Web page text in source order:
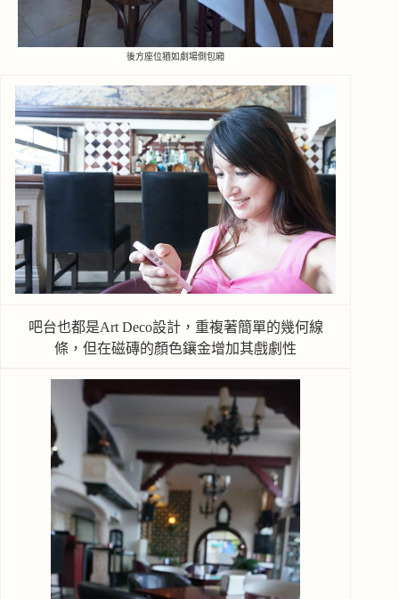
後方座位猶如劇場側包廂
吧台也都是Art Deco設計，重複著簡單的幾何線
條，但在磁磚的顏色鑲金增加其戲劇性